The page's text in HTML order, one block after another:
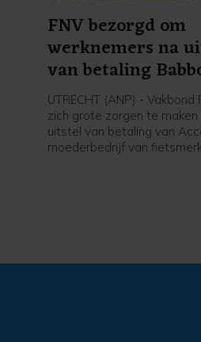
FNV bezorgd om
werknemers na
van betaling
moeder
UTRECHT (ANP) - Vakbond
zich grote zorgen te
uitstel van betaling van
moederbedrijf van